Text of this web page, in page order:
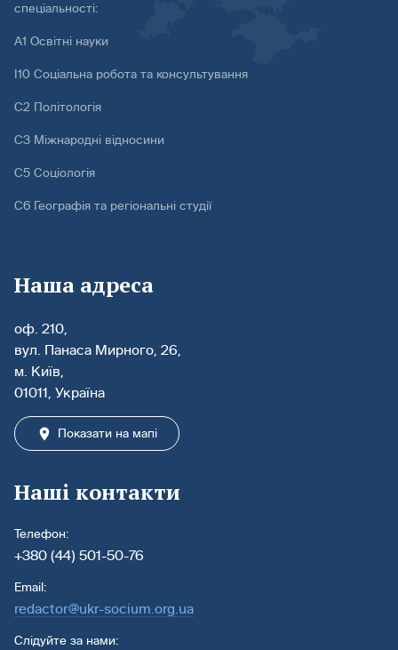
спеціальності:
А1 Освітні науки
І10 Соціальна робота та консультування
С2 Політологія
С3 Міжнародні відносини
С5 Соціологія
С6 Географія та регіональні студії
Наша адреса
оф. 210,
вул. Панаса Мирного, 26,
м. Київ,
01011, Україна
Показати на мапі
Наші контакти
Телефон:
+380 (44) 501-50-76
Email:
redactor@ukr-socium.org.ua
Слідуйте за нами: